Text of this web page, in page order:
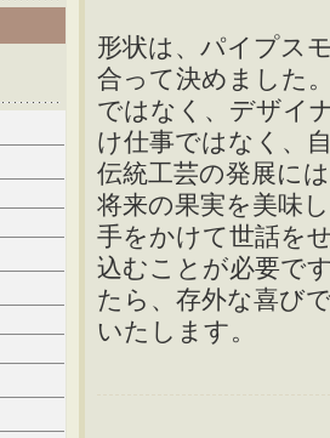
形状は、パイプス
合って決めました
ではなく、デザイ
け仕事ではなく、
伝統工芸の発展に
将来の果実を美味
手をかけて世話を
込むことが必要で
たら、存外な喜び
いたします。